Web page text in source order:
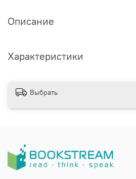
Описание
Характеристики
Выбрать